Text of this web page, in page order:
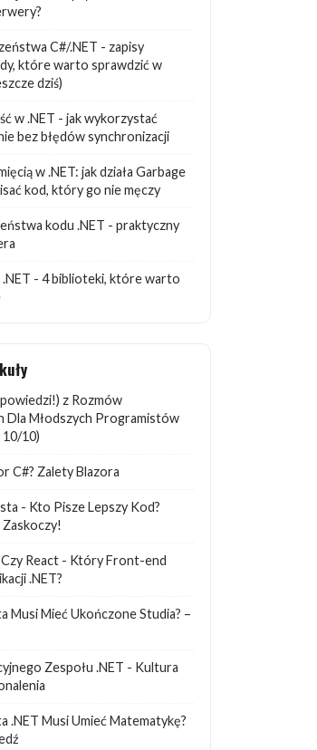
C#/.NET - zapisy
które warto sprawdzić w
dziś)
w .NET - jak wykorzystać
bez błędów synchronizacji
w .NET: jak działa Garbage
kod, który go nie męczy
kodu .NET - praktyczny
- 4 biblioteki, które warto
z Rozmów
Dla Młodszych Programistów
10/10)
C#? Zalety Blazora
- Kto Pisze Lepszy Kod?
React - Który Front-end
.NET?
Musi Mieć Ukończone Studia? –
Zespołu .NET - Kultura
.NET Musi Umieć Matematykę?